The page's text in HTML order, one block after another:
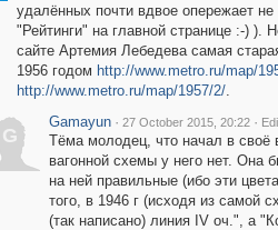
удалённых почти вдвое опережает
"Рейтинги" на главной странице :-)
сайте Артемия Лебедева самая
1956 годом http://www.metro.ru/map/
http://www.metro.ru/map/1957/2/.
G
Gamayun · 27 October 2015, 20:22 ·
Тёма молодец, что начал в своё
вагонной схемы у него нет. Она
на ней правильные (ибо эти
того, в 1946 г (исходя из самой
(так написано) линия IV оч.", а